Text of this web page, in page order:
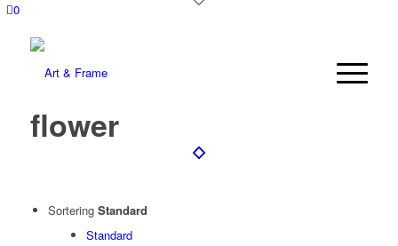
0
flower
Sortering Standard
Standard